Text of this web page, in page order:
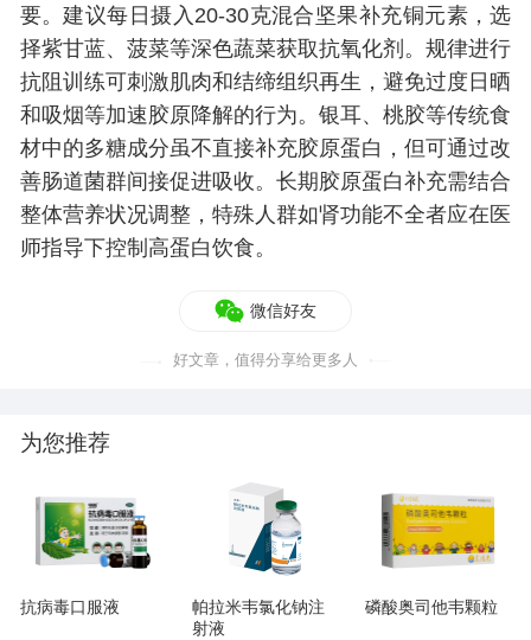
要。建议每日摄入20-30克混合坚果补充铜元素，选
择紫甘蓝、菠菜等深色蔬菜获取抗氧化剂。规律进行
抗阻训练可刺激肌肉和结缔组织再生，避免过度日晒
和吸烟等加速胶原降解的行为。银耳、桃胶等传统食
材中的多糖成分虽不直接补充胶原蛋白，但可通过改
善肠道菌群间接促进吸收。长期胶原蛋白补充需结合
整体营养状况调整，特殊人群如肾功能不全者应在医
师指导下控制高蛋白饮食。
微信好友
好文章，值得分享给更多人
为您推荐
抗病毒口服液
帕拉米韦氯化钠注
射液
磷酸奥司他韦颗粒